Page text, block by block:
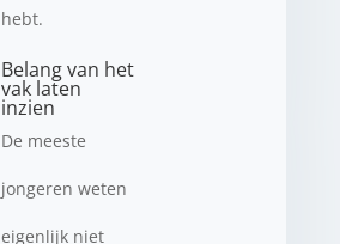
hebt.
Belang van het
vak laten
inzien
De meeste
jongeren weten
eigenlijk niet